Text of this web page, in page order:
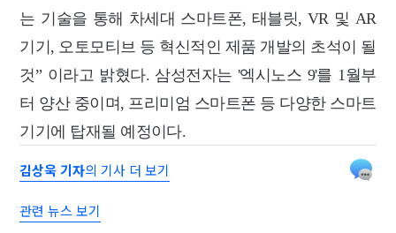
는 기술을 통해 차세대 스마트폰, 태블릿, VR 및 AR
기기, 오토모티브 등 혁신적인 제품 개발의 초석이 될
것” 이라고 밝혔다. 삼성전자는 '엑시노스 9'를 1월부
터 양산 중이며, 프리미엄 스마트폰 등 다양한 스마트
기기에 탑재될 예정이다.
김상욱 기자의 기사 더 보기
관련 뉴스 보기